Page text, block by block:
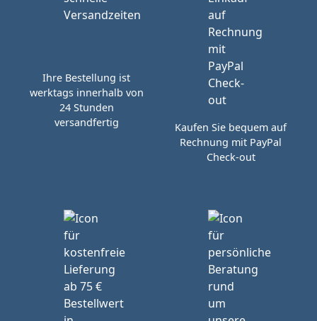
Ihre Bestellung ist
werktags innerhalb von
24 Stunden
versandfertig
Kaufen Sie bequem auf
Rechnung mit PayPal
Check-out